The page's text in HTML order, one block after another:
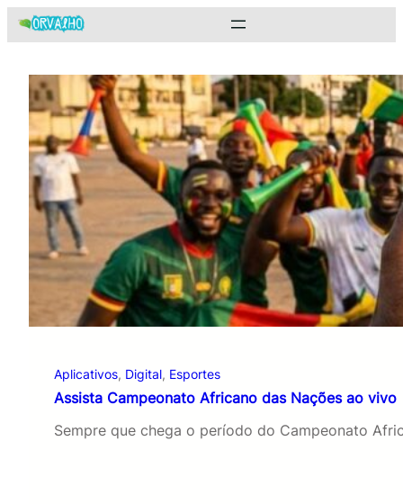
Pular
para
Aplicativos, Digital, Esportes
Assista Campeonato Africano das Nações ao vivo
Sempre que chega o período do Campeonato